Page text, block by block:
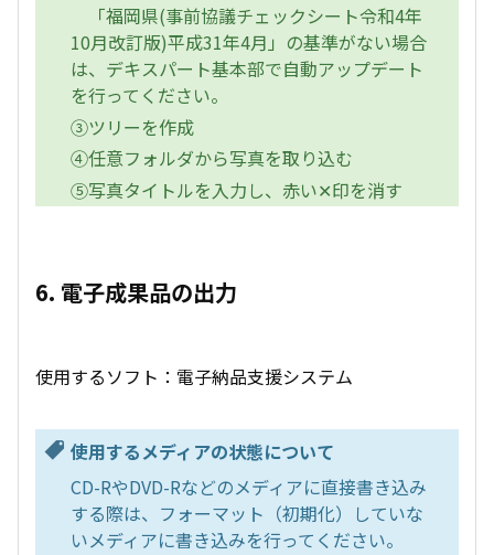
「福岡県(事前協議チェックシート令和4年
10月改訂版)平成31年4月」の基準がない場合
は、デキスパート基本部で自動アップデート
を行ってください。
③ツリーを作成
④任意フォルダから写真を取り込む
⑤写真タイトルを入力し、赤い✕印を消す
6. 電子成果品の出力
使用するソフト：電子納品支援システム
使用するメディアの状態について
CD-RやDVD-Rなどのメディアに直接書き込み
する際は、フォーマット（初期化）していな
いメディアに書き込みを行ってください。